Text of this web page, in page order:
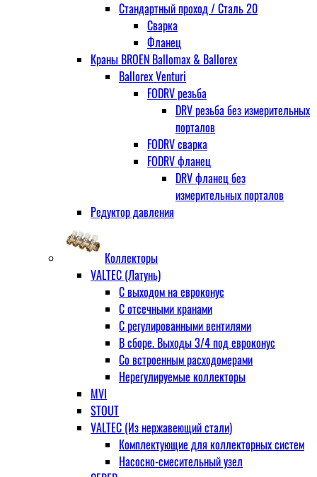
Стандартный проход / Cталь 20
Сварка
Фланец
Краны BROEN Ballomax & Ballorex
Ballorex Venturi
FODRV резьба
DRV резьба без измерительных
порталов
FODRV сварка
FODRV фланец
DRV фланец без
измерительных порталов
Редуктор давления
Коллекторы
VALTEC (Латунь)
С выходом на евроконус
С отсечными кранами
С регулированными вентилями
В сборе. Выходы 3/4 под евроконус
Со встроенным расходомерами
Нерегулируемые коллекторы
MVI
STOUT
VALTEC (Из нержавеющий стали)
Комплектующие для коллекторных систем
Насосно-смесительный узел